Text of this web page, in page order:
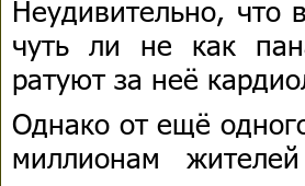
Неудивительно, что
чуть ли не как
ратуют за неё
Однако от ещё
миллионам